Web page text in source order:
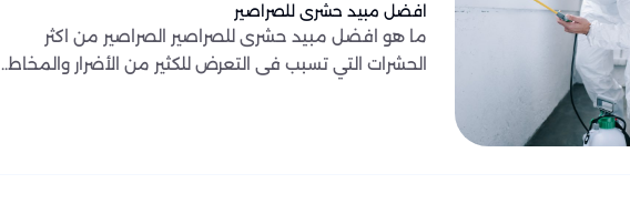
افضل مبيد حشرى للصراصير
ما هو افضل مبيد حشرى للصراصير الصراصير من اكثر
الحشرات التي تسبب فى التعرض للكثير من الأضرار والمخاط..